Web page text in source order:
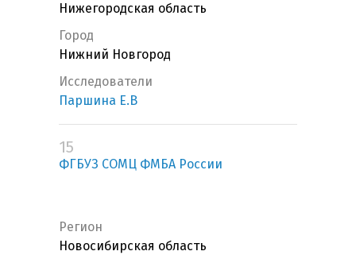
Нижегородская область
Город
Нижний Новгород
Исследователи
Паршина Е.В
15
ФГБУЗ СОМЦ ФМБА России
Регион
Новосибирская область